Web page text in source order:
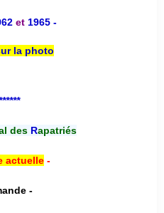
et 1965 -
la photo
desRapatriés
actuelle-
-